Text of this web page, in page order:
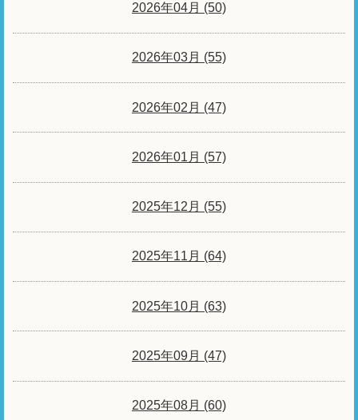
2026年04月 (50)
2026年03月 (55)
2026年02月 (47)
2026年01月 (57)
2025年12月 (55)
2025年11月 (64)
2025年10月 (63)
2025年09月 (47)
2025年08月 (60)